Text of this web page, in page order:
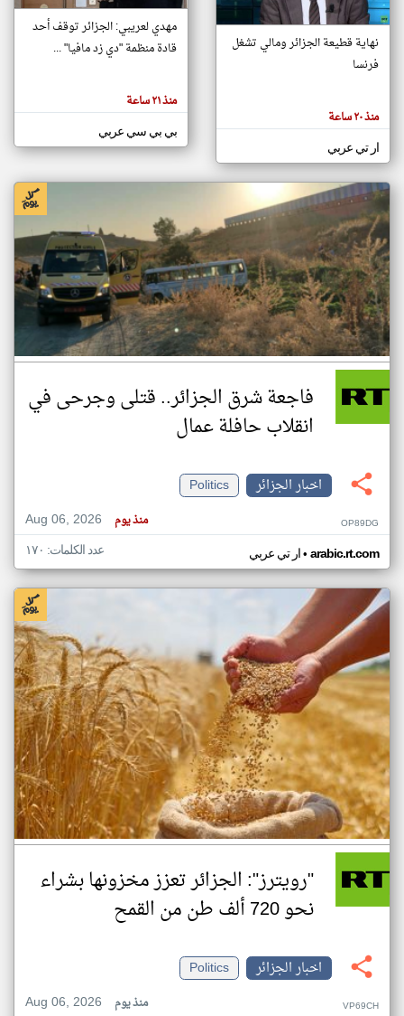
اخبار الجزائر على مدار الساعة
أهم اخبار الجزائر العاجلة والمباشرة
هنا عن
وجهة
كاتبيها.
نهاية قطيعة الجزائر ومالي تشغل
فرنسا
منذ ٢٠ ساعة
ار تي عربي
مهدي لعريبي: الجزائر توقف أحد
قادة منظمة "دي زد مافيا" ...
منذ ٢١ ساعة
بي بي سي عربي
فاجعة شرق الجزائر.. قتلى وجرحى في
انقلاب حافلة عمال
اخبار الجزائر
Politics
Aug 06, 2026
منذ يوم OP89DG
ار تي عربي• arabic.rt.com عدد الكلمات: ١٧٠
"رويترز": الجزائر تعزز مخزونها بشراء
نحو 720 ألف طن من القمح
اخبار الجزائر
Politics
Aug 06, 2026
منذ يوم VP69CH
klyoum.com